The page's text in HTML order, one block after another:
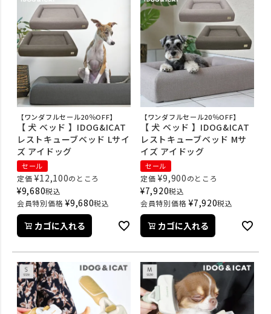
【ワンダフルセール20％OFF】
【 犬 ベッド 】IDOG&ICAT
レストキューブベッド Lサイ
ズ アイドッグ
セール
定価 ¥12,100のところ
¥9,680税込
会員特別価格 ¥9,680税込
カゴに入れる
【ワンダフルセール20％OFF】
【 犬 ベッド 】IDOG&ICAT
レストキューブベッド Mサ
イズ アイドッグ
セール
定価 ¥9,900のところ
¥7,920税込
会員特別価格 ¥7,920税込
カゴに入れる